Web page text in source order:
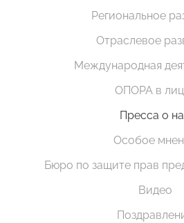
Региональное
Отраслевое
Международная
ОПОРА в
Пресса о
Особое
Бюро по защите прав
Видео